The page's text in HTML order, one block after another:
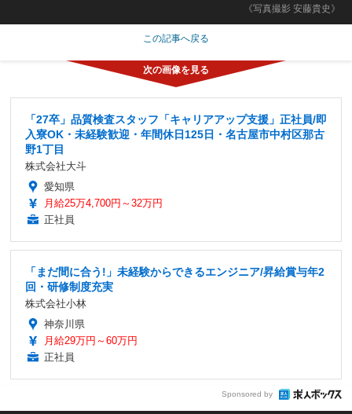
《写真撮影 安藤貴史》
この記事へ戻る
「27卒」品質検査スタッフ「キャリアアップ支援」正社員/即
入寮OK・未経験歓迎・年間休日125日・名古屋市中村区那古
野1丁目
株式会社大斗
愛知県
月給25万4,700円～32万円
正社員
「まだ間に合う!」未経験からできるエンジニア/昇給賞与年2
回・研修制度充実
株式会社小林
神奈川県
月給29万円～60万円
正社員
Sponsored by